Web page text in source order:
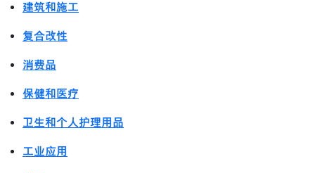
建筑和施工
复合改性
消费品
保健和医疗
卫生和个人护理用品
工业应用